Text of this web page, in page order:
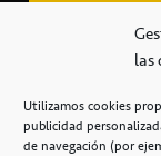
las
Utilizamos cookies
publicidad
de navegación (por